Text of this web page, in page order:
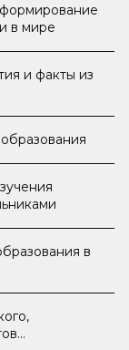
в мире
и факты из
в